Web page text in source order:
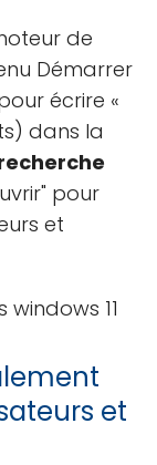
de
Démarrer
écrire «
dans la
pour
et
et